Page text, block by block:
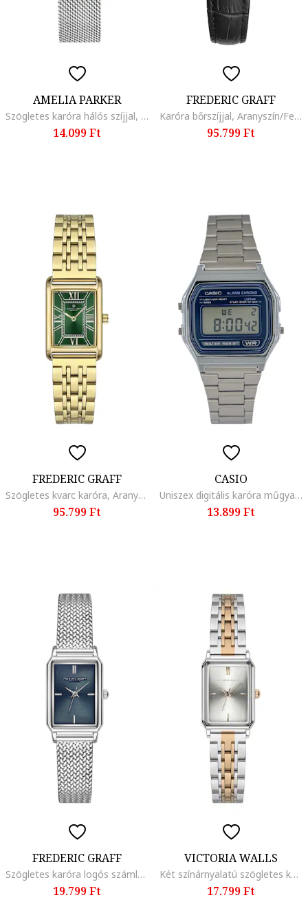
AMELIA PARKER
Szögletes karóra hálós szíjjal, Ezüstszín
14.099 Ft
FREDERIC GRAFF
Karóra bőrszíjjal, Aranyszín/Fekete
95.799 Ft
FREDERIC GRAFF
Szögletes kvarc karóra, Aranyszín
95.799 Ft
CASIO
Uniszex digitális karóra műgyanta tokkal, Ezüstszín
13.899 Ft
FREDERIC GRAFF
Szögletes karóra logós számlappal, Ezüstszín
19.799 Ft
VICTORIA WALLS
Két színárnyalatú szögletes karóra, Rózsaarany/Ezüstszín
17.799 Ft